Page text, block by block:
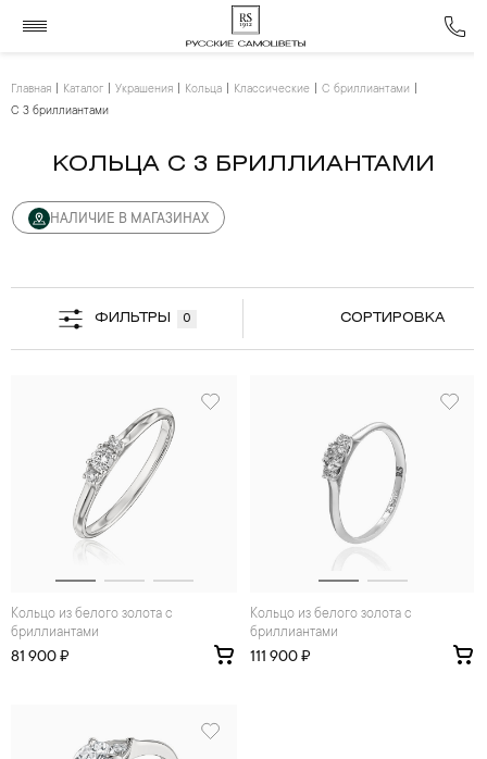
Главная Каталог Украшения Кольца Классические
С бриллиантами
С 3 бриллиантами
КОЛЬЦА С 3 БРИЛЛИАНТАМИ
НАЛИЧИЕ В МАГАЗИНАХ
ФИЛЬТРЫ 0 СОРТИРОВКА
Кольцо из белого золота с
бриллиантами
81 900 ₽
Кольцо из белого золота с
бриллиантами
111 900 ₽